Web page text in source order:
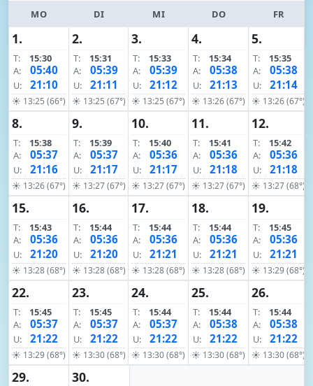
MO DI MI DO FR
1.
T:
15:30
A:
05:40
U: 21:10
☀ 13:25 (66°)
2.
T:
15:31
A:
05:39
U: 21:11
☀ 13:25 (67°)
3.
T:
15:33
A:
05:39
U: 21:12
☀ 13:25 (67°)
4.
T:
15:34
A:
05:38
U: 21:13
☀ 13:26 (67°)
5.
T:
15:35
A:
05:38
U: 21:14
☀ 13:26 (67°)
8.
T:
15:38
A:
05:37
U: 21:16
☀ 13:26 (67°)
9.
T:
15:39
A:
05:37
U: 21:17
☀ 13:27 (67°)
10.
T:
15:40
A:
05:36
U: 21:17
☀ 13:27 (67°)
11.
T:
15:41
A:
05:36
U: 21:18
☀ 13:27 (67°)
12.
T:
15:42
A:
05:36
U: 21:18
☀ 13:27 (68°)
15.
T:
15:43
A:
05:36
U: 21:20
☀ 13:28 (68°)
16.
T:
15:44
A:
05:36
U: 21:20
☀ 13:28 (68°)
17.
T:
15:44
A:
05:36
U: 21:21
☀ 13:28 (68°)
18.
T:
15:44
A:
05:36
U: 21:21
☀ 13:28 (68°)
19.
T:
15:45
A:
05:36
U: 21:21
☀ 13:29 (68°)
22.
T:
15:45
A:
05:37
U: 21:22
☀ 13:29 (68°)
23.
T:
15:45
A:
05:37
U: 21:22
☀ 13:30 (68°)
24.
T:
15:44
A:
05:37
U: 21:22
☀ 13:30 (68°)
25.
T:
15:44
A:
05:38
U: 21:22
☀ 13:30 (68°)
26.
T:
15:44
A:
05:38
U: 21:22
☀ 13:30 (68°)
29. 30.